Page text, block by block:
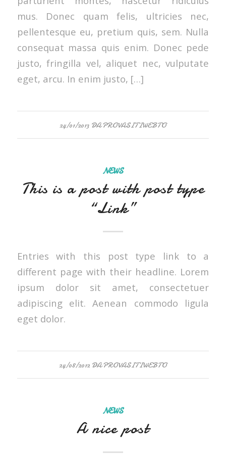
mus. Donec quam felis, ultricies nec,
pellentesque eu, pretium quis, sem. Nulla
consequat massa quis enim. Donec pede
justo, fringilla vel, aliquet nec, vulputate
eget, arcu. In enim justo, […]
24/01/2013 DAPROVASITIWEBTO
NEWS
This is a post with post type
“Link”
Entries with this post type link to a
different page with their headline. Lorem
ipsum dolor sit amet, consectetuer
adipiscing elit. Aenean commodo ligula
eget dolor.
24/08/2012 DAPROVASITIWEBTO
NEWS
A nice post